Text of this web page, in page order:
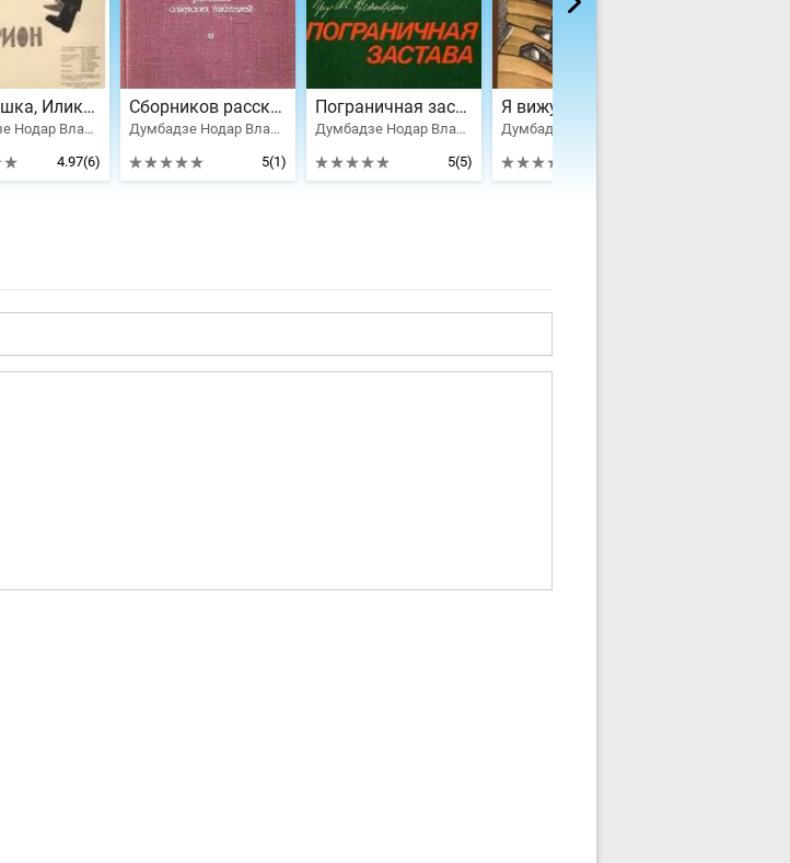
Я, бабушка, Илико и Илларион
Думбадзе Нодар Владимирович
4.97(6)
Сборников рассказов советских писателей
Думбадзе Нодар Владимирович, Ауэзов Мухтар, Можаев Борис Андреевич, Бондарев Юрий Васильевич, Искандер Фазиль Абдулович, Гончар Олесь, Битов Андрей Георгиевич, Нилин Павел Филиппович, Казаков Юрий Павлович, Распутин Валентин Григорьевич, Тютюнник Григор Михайлович, Сушинский Богдан Иванович, Ким Анатолий Андреевич, Борщаговский Александр Михайлович, Солоухин Владимир Алексеевич, Трифонов Юрий Валентинович, Носов Евгений Иванович, Абу-Бакар Ахмедхан, Салури Рейн, Худайназаров Бердыназар, Семенов Георгий Витальевич, Рекемчук Александр Еевич, Смуул Юхан Ю., Ахвледиани Эрлом, Стрельцов Михаил Леонович, Матевосян Грант Игнатьевич, Чиковани Григол Самсонович, Ибрагимбеков Рустам Ибрагимович, Менюк Георгий Николаевич, Байджиев Мар Ташимович
5(1)
Пограничная застава
Думбадзе Нодар Владимирович, Авдеенко Александр Остапович, Рябчиков Евгений, Беляев Владимир Павлович, Тарасов Андрей Александрович, Марченко Анатолий Тимофеевич, Степанов Виктор Александрович, Сорин Семен, Паджев Михаил Григорьевич, Сердюк Александр Севастьянович
5(5)
Я вижу солнце